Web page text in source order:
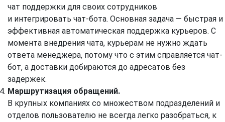
чат поддержки для своих сотрудников
и интегрировать чат-бота. Основная задача — быстрая и
эффективная автоматическая поддержка курьеров. С
момента внедрения чата, курьерам не нужно ждать
ответа менеджера, потому что с этим справляется чат-
бот, а доставки добираются до адресатов без
задержек.
Маршрутизация обращений.
В крупных компаниях со множеством подразделений и
отделов пользователю не всегда легко разобраться, к